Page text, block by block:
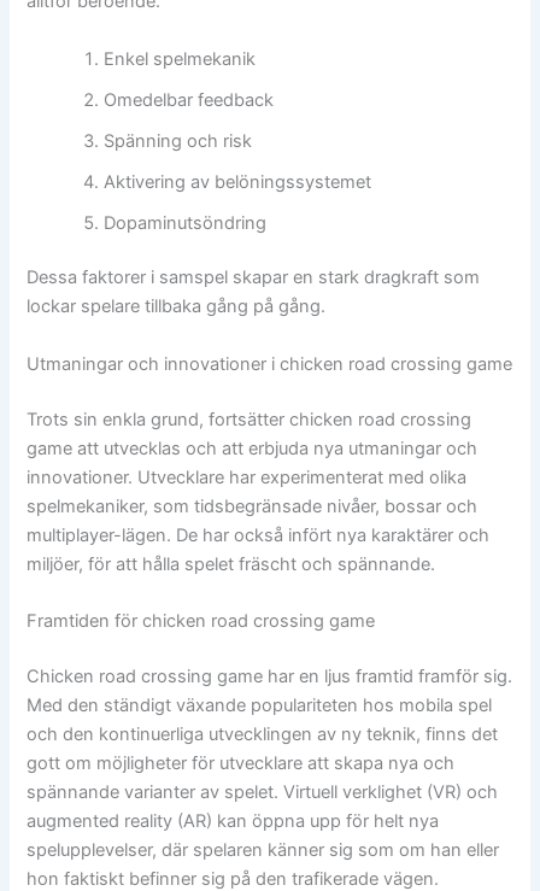
Enkel spelmekanik
Omedelbar feedback
Spänning och risk
Aktivering av belöningssystemet
Dopaminutsöndring
Dessa faktorer i samspel skapar en stark dragkraft som
lockar spelare tillbaka gång på gång.
Utmaningar och innovationer i chicken road crossing game
Trots sin enkla grund, fortsätter chicken road crossing
game att utvecklas och att erbjuda nya utmaningar och
innovationer. Utvecklare har experimenterat med olika
spelmekaniker, som tidsbegränsade nivåer, bossar och
multiplayer-lägen. De har också infört nya karaktärer och
miljöer, för att hålla spelet fräscht och spännande.
Framtiden för chicken road crossing game
Chicken road crossing game har en ljus framtid framför sig.
Med den ständigt växande populariteten hos mobila spel
och den kontinuerliga utvecklingen av ny teknik, finns det
gott om möjligheter för utvecklare att skapa nya och
spännande varianter av spelet. Virtuell verklighet (VR) och
augmented reality (AR) kan öppna upp för helt nya
spelupplevelser, där spelaren känner sig som om han eller
hon faktiskt befinner sig på den trafikerade vägen.